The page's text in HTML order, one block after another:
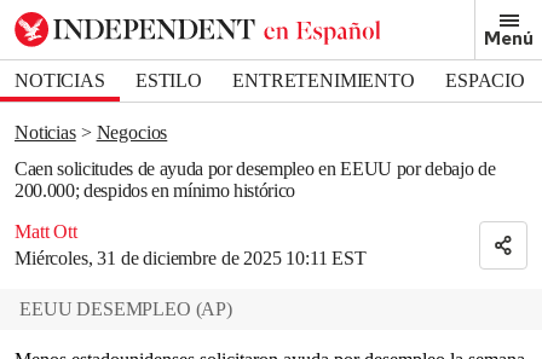
Menú
NOTICIAS ESTILO ENTRETENIMIENTO
ESPACIO
DEPORTES
Noticias
Negocios
Caen solicitudes de ayuda por desempleo en EEUU por debajo de
200.000; despidos en mínimo histórico
Matt Ott
Miércoles, 31 de diciembre de 2025 10:11 EST
Bookmark popover
Removed from bookmarks
Close popover
EEUU DESEMPLEO (AP)